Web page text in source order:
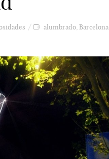
alumbrado Barcelona